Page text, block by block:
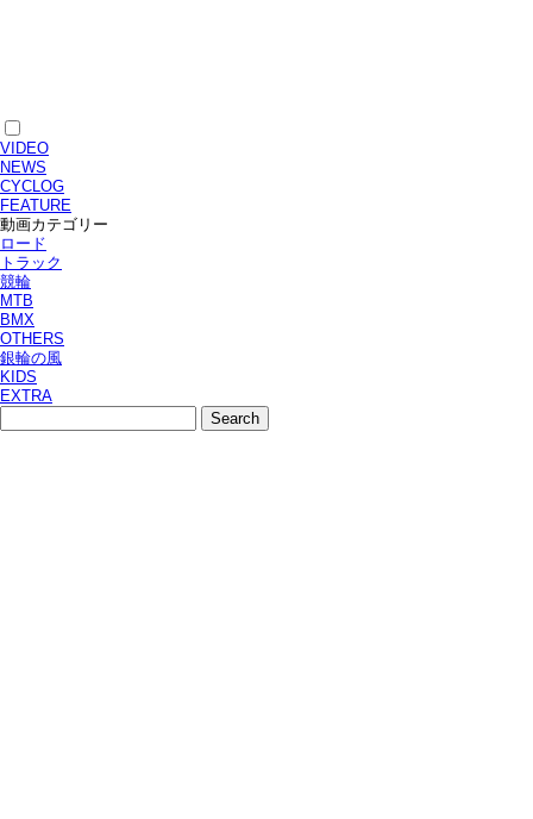
VIDEO
NEWS
CYCLOG
FEATURE
動画カテゴリー
ロード
トラック
競輪
MTB
BMX
OTHERS
銀輪の風
KIDS
EXTRA